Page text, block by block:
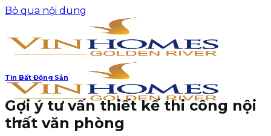
Bỏ qua nội dung
Tin Bất Động Sản
Gợi ý tư vấn thiết kế thi công nội
thất văn phòng